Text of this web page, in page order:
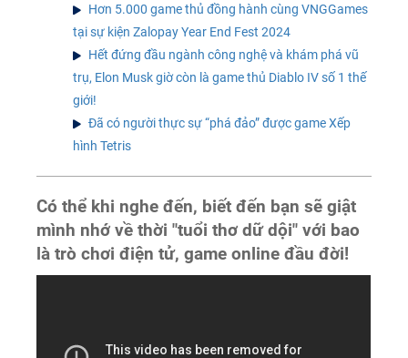
Hơn 5.000 game thủ đồng hành cùng VNGGames
tại sự kiện Zalopay Year End Fest 2024
Hết đứng đầu ngành công nghệ và khám phá vũ
trụ, Elon Musk giờ còn là game thủ Diablo IV số 1 thế
giới!
Đã có người thực sự “phá đảo” được game Xếp
hình Tetris
Có thể khi nghe đến, biết đến bạn sẽ giật
mình nhớ về thời "tuổi thơ dữ dội" với bao
là trò chơi điện tử, game online đầu đời!